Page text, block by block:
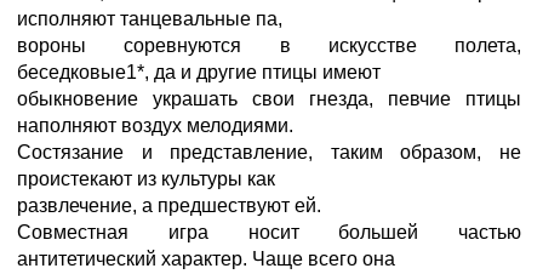
исполняют танцевальные па,
вороны соревнуются в искусстве полета,
беседковые1*, да и другие птицы имеют
обыкновение украшать свои гнезда, певчие птицы
наполняют воздух мелодиями.
Состязание и представление, таким образом, не
проистекают из культуры как
развлечение, а предшествуют ей.
Совместная игра носит большей частью
антитетический характер. Чаще всего она